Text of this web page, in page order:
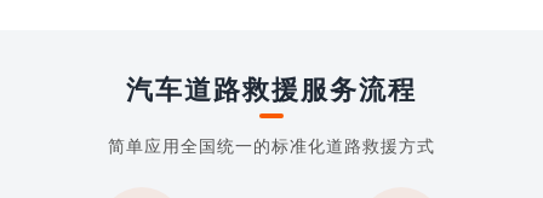
汽车道路救援服务流程
简单应用全国统一的标准化道路救援方式